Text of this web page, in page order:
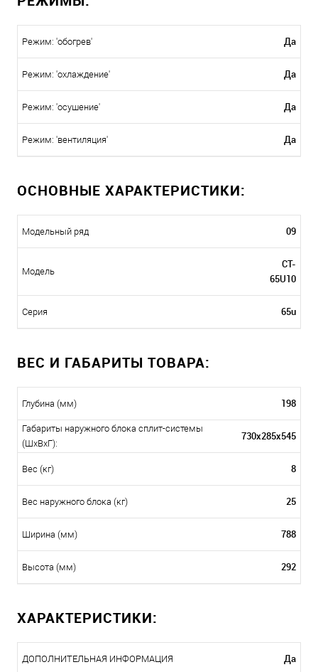
Режим: 'обогрев' Да
Режим: 'охлаждение' Да
Режим: 'осушение' Да
Режим: 'вентиляция' Да
ОСНОВНЫЕ ХАРАКТЕРИСТИКИ:
Модельный ряд 09
Модель
CT-
65U10
Серия 65u
ВЕС И ГАБАРИТЫ ТОВАРА:
Глубина (мм) 198
Габариты наружного блока сплит-системы
(ШxВxГ):
730x285x545
Вес (кг) 8
Вес наружного блока (кг) 25
Ширина (мм) 788
Высота (мм) 292
ХАРАКТЕРИСТИКИ:
ДОПОЛНИТЕЛЬНАЯ ИНФОРМАЦИЯ Да